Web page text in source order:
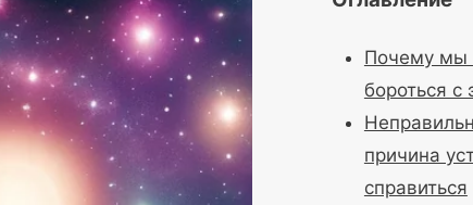
Почему мы
бороться с
причина
справиться